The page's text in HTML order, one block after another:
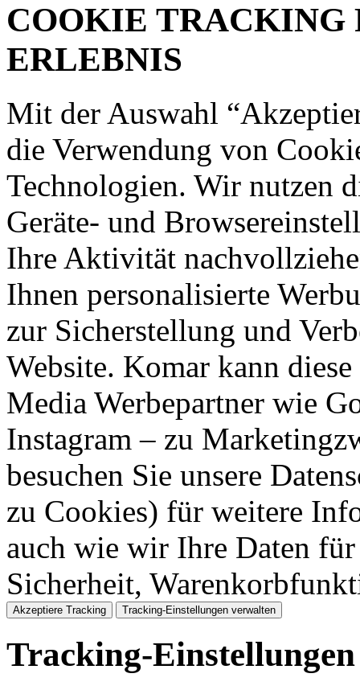
COOKIE TRACKING
ERLEBNIS
Mit der Auswahl
die Verwendung von
Technologien. Wir nutzen
Geräte- und
Ihre Aktivität
Ihnen personalisierte
zur Sicherstellung und
Website. Komar kann
Media Werbepartner wie
Instagram – zu
besuchen Sie unsere
zu Cookies) für weitere
auch wie wir Ihre Daten
Sicherheit,
Akzeptiere Tracking Tracking-Einstellungen verwalten
Tracking-